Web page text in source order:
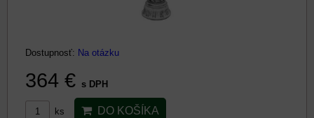
Dostupnosť: Na otázku
364 € s DPH
ks DO KOŠÍKA